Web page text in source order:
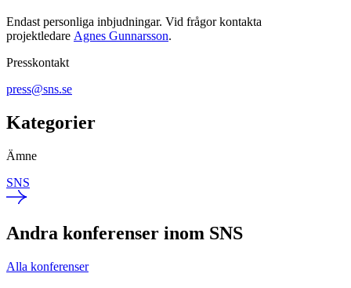
Endast personliga inbjudningar. Vid frågor kontakta
projektledare Agnes Gunnarsson.
Presskontakt
press@sns.se
Kategorier
Ämne
SNS
Andra konferenser inom SNS
Alla konferenser